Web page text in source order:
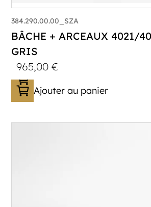
384.290.00.00_SZA
BÂCHE + ARCEAUX 4021/
GRIS
965,00€
Ajouter au panier